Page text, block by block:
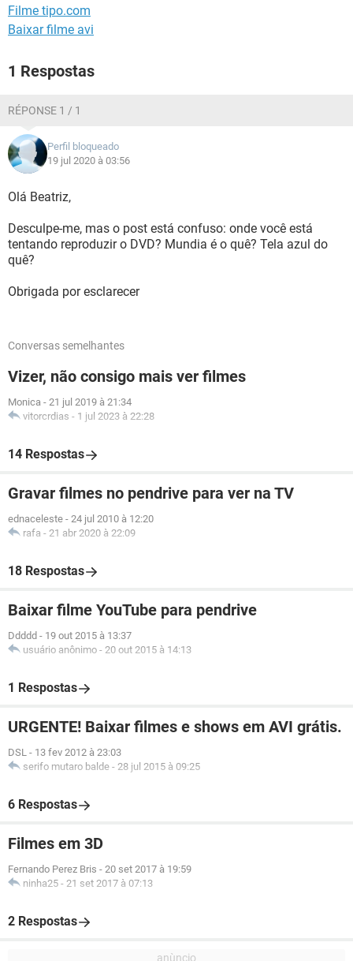
Filme tipo.com
Baixar filme avi
1 Respostas
RÉPONSE 1 / 1
Perfil bloqueado
19 jul 2020 à 03:56
Olá Beatriz,
Desculpe-me, mas o post está confuso: onde você está
tentando reproduzir o DVD? Mundia é o quê? Tela azul do
quê?
Obrigada por esclarecer
Conversas semelhantes
Vizer, não consigo mais ver filmes
Monica - 21 jul 2019 à 21:34
vitorcrdias - 1 jul 2023 à 22:28
14 Respostas
Gravar filmes no pendrive para ver na TV
ednaceleste - 24 jul 2010 à 12:20
rafa - 21 abr 2020 à 22:09
18 Respostas
Baixar filme YouTube para pendrive
Ddddd - 19 out 2015 à 13:37
usuário anônimo - 20 out 2015 à 14:13
1 Respostas
URGENTE! Baixar filmes e shows em AVI grátis.
DSL - 13 fev 2012 à 23:03
serifo mutaro balde - 28 jul 2015 à 09:25
6 Respostas
Filmes em 3D
Fernando Perez Bris - 20 set 2017 à 19:59
ninha25 - 21 set 2017 à 07:13
2 Respostas